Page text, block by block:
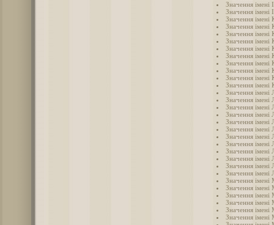
Значення імені
Значення імені
Значення імені
Значення імені
Значення імені
Значення імені
Значення імені
Значення імені
Значення імені
Значення імені
Значення імені
Значення імені
Значення імені
Значення імені
Значення імені
Значення імені
Значення імені
Значення імені
Значення імені
Значення імені
Значення імені
Значення імені
Значення імені
Значення імені
Значення імені
Значення імені
Значення імені
Значення імені
Значення імені
Значення імені